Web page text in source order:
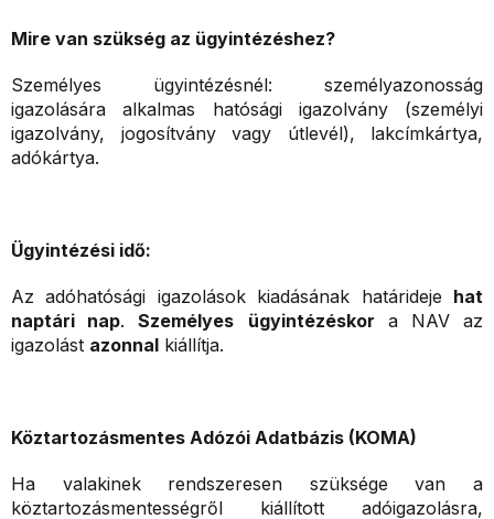
Mire van szükség az ügyintézéshez?
Személyes ügyintézésnél: személyazonosság
igazolására alkalmas hatósági igazolvány (személyi
igazolvány, jogosítvány vagy útlevél), lakcímkártya,
adókártya.
Ügyintézési idő:
Az adóhatósági igazolások kiadásának határideje hat
naptári nap.Személyes ügyintézéskor a NAV az
igazolást azonnal kiállítja.
Köztartozásmentes Adózói Adatbázis (KOMA)
Ha valakinek rendszeresen szüksége van a
köztartozásmentességről kiállított adóigazolásra,